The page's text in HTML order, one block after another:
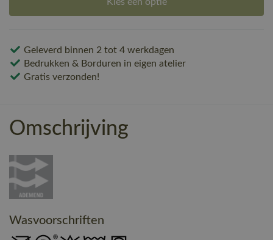
Geleverd binnen 2 tot 4 werkdagen
Bedrukken & Borduren in eigen atelier
Gratis verzonden!
Omschrijving
Wasvoorschriften